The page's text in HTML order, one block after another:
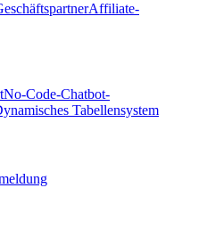
Affiliate-
No-Code-Chatbot-
Tabellensystem